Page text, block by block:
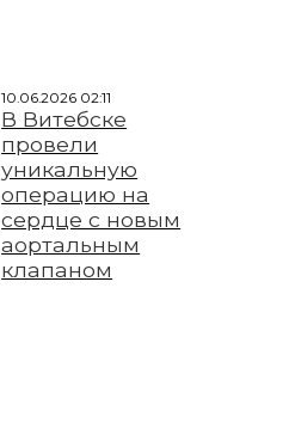
10.06.2026 02:11
В Витебске
провели
уникальную
операцию на
сердце с новым
аортальным
клапаном